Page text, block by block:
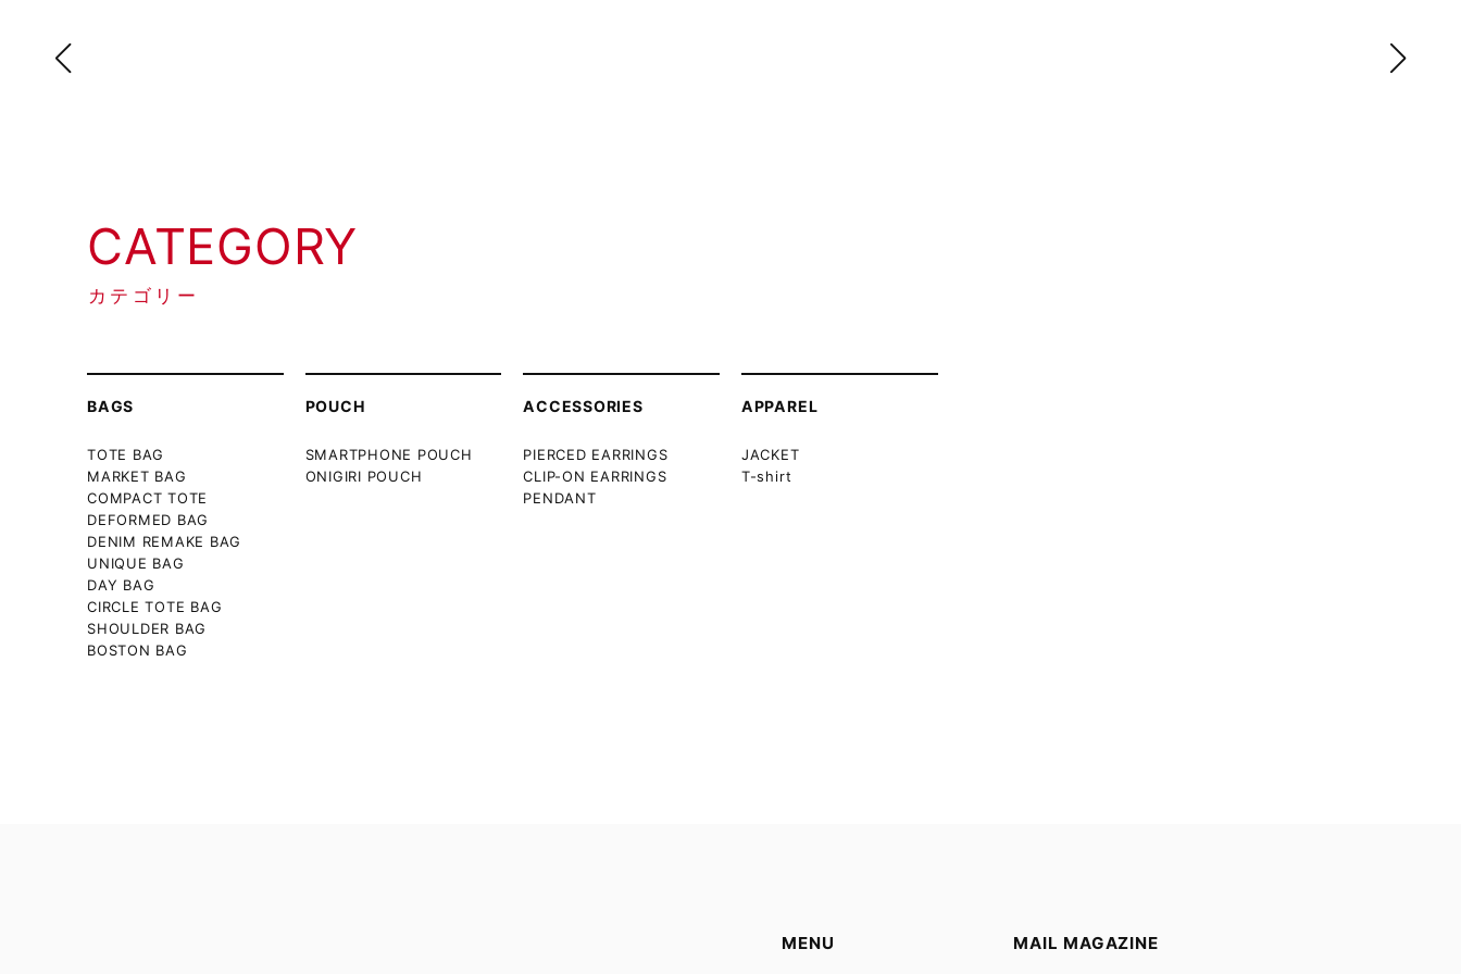
CATEGORY
カテゴリー
BAGS
TOTE BAG
MARKET BAG
COMPACT TOTE
DEFORMED BAG
DENIM REMAKE BAG
UNIQUE BAG
DAY BAG
CIRCLE TOTE BAG
SHOULDER BAG
BOSTON BAG
POUCH
SMARTPHONE POUCH
ONIGIRI POUCH
ACCESSORIES
PIERCED EARRINGS
CLIP-ON EARRINGS
PENDANT
APPAREL
JACKET
T-shirt
MENU MAIL MAGAZINE